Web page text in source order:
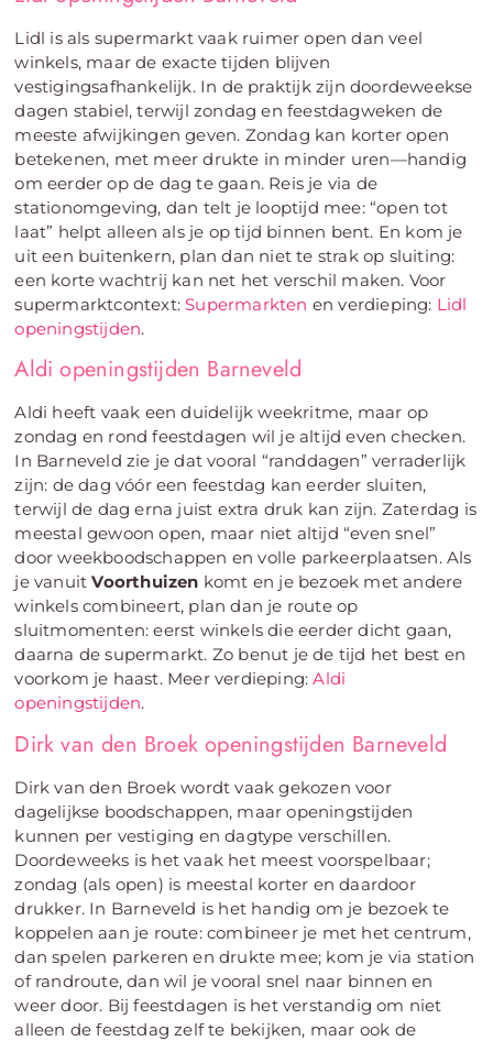
Lidl is als supermarkt vaak ruimer open dan veel
winkels, maar de exacte tijden blijven
vestigingsafhankelijk. In de praktijk zijn doordeweekse
dagen stabiel, terwijl zondag en feestdagweken de
meeste afwijkingen geven. Zondag kan korter open
betekenen, met meer drukte in minder uren—handig
om eerder op de dag te gaan. Reis je via de
stationomgeving, dan telt je looptijd mee: “open tot
laat” helpt alleen als je op tijd binnen bent. En kom je
uit een buitenkern, plan dan niet te strak op sluiting:
een korte wachtrij kan net het verschil maken. Voor
supermarktcontext:Supermarkten en verdieping: Lidl
openingstijden.
Aldi openingstijden Barneveld
Aldi heeft vaak een duidelijk weekritme, maar op
zondag en rond feestdagen wil je altijd even checken.
In Barneveld zie je dat vooral “randdagen” verraderlijk
zijn: de dag vóór een feestdag kan eerder sluiten,
terwijl de dag erna juist extra druk kan zijn. Zaterdag is
meestal gewoon open, maar niet altijd “even snel”
door weekboodschappen en volle parkeerplaatsen. Als
je vanuitVoorthuizen komt en je bezoek met andere
winkels combineert, plan dan je route op
sluitmomenten: eerst winkels die eerder dicht gaan,
daarna de supermarkt. Zo benut je de tijd het best en
voorkom je haast. Meer verdieping:Aldi
openingstijden.
Dirk van den Broek openingstijden Barneveld
Dirk van den Broek wordt vaak gekozen voor
dagelijkse boodschappen, maar openingstijden
kunnen per vestiging en dagtype verschillen.
Doordeweeks is het vaak het meest voorspelbaar;
zondag (als open) is meestal korter en daardoor
drukker. In Barneveld is het handig om je bezoek te
koppelen aan je route: combineer je met het centrum,
dan spelen parkeren en drukte mee; kom je via station
of randroute, dan wil je vooral snel naar binnen en
weer door. Bij feestdagen is het verstandig om niet
alleen de feestdag zelf te bekijken, maar ook de